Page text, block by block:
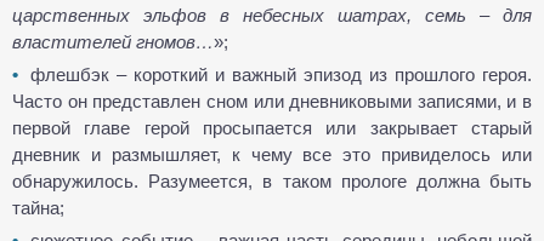
царственных эльфов в небесных шатрах, семь – для
властителей гномов…»;
флешбэк – короткий и важный эпизод из прошлого героя.
Часто он представлен сном или дневниковыми записями, и в
первой главе герой просыпается или закрывает старый
дневник и размышляет, к чему все это привиделось или
обнаружилось. Разумеется, в таком прологе должна быть
тайна;